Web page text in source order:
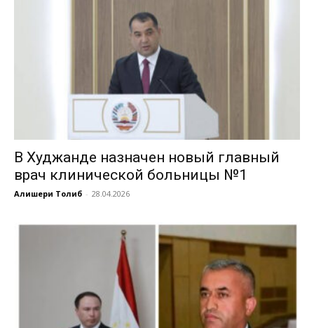
В Худжанде назначен новый главный
врач клинической больницы №1
Алишери Толиб - 28.04.2026